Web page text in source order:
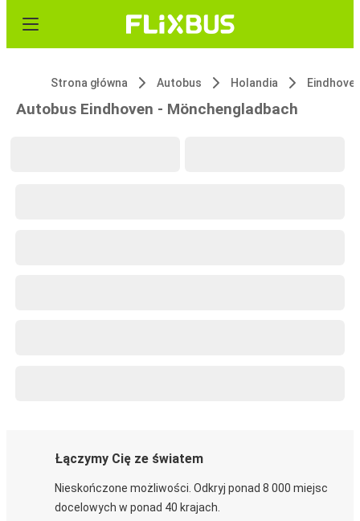
Strona główna Autobus Holandia
Autobus Eindhoven - Mönchengladbach
Łączymy Cię ze światem
Nieskończone możliwości. Odkryj ponad 8 000 miejsc
docelowych w ponad 40 krajach.